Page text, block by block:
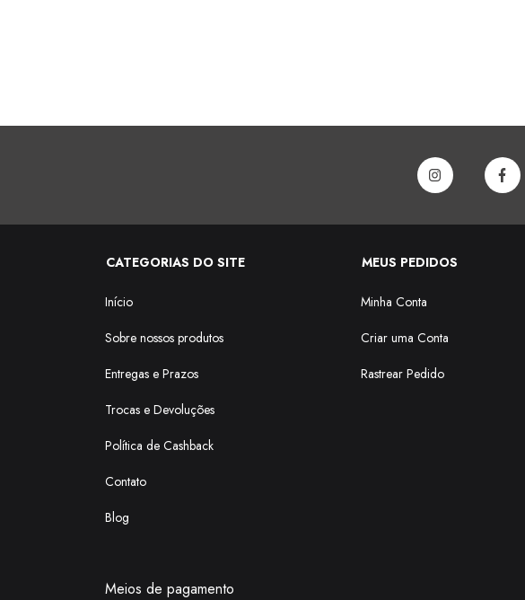
CATEGORIAS DO SITE
Início
Sobre nossos produtos
Entregas e Prazos
Trocas e Devoluções
Política de Cashback
Contato
Blog
MEUS PEDIDOS
Minha Conta
Criar uma Conta
Rastrear Pedido
Meios de pagamento